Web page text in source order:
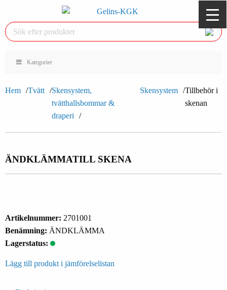
Kategorier
Hem Tvätt
Skensystem,
tvätthallsbommar &
draperi
Skensystem
Tillbehör i
skenan
ÄNDKLÄMMATILL SKENA
Artikelnummer: 2701001
Benämning: ÄNDKLÄMMA
Lagerstatus:
Lägg till produkt i jämförelselistan